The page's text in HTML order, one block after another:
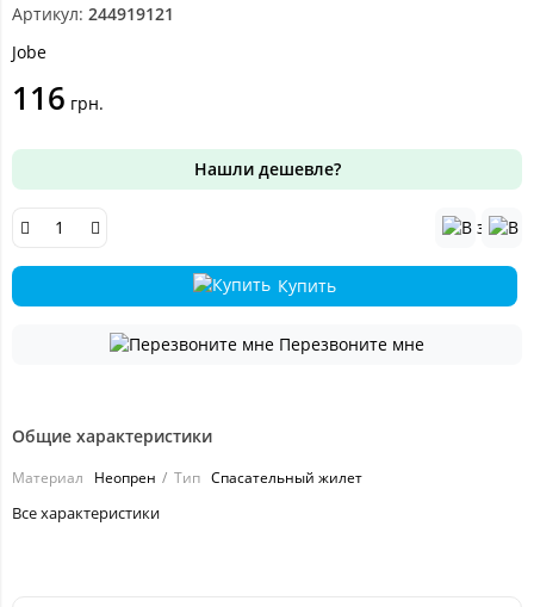
Артикул: 244919121
Jobe
116 грн.
Нашли дешевле?
Купить
Перезвоните мне
Общие характеристики
Материал Неопрен Тип Спасательный жилет
Все характеристики